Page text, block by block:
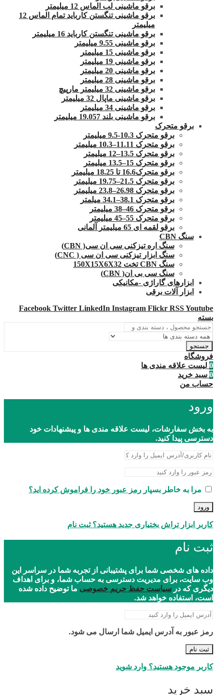
برقو ماشینی لب الماس 12 میلیمتر
برقو ماشینی تنگستن کارباید تمام الماس 12
میلیمتر
برقو ماشینی تنگستن کارباید 16 میلیمتر
برقو ماشینی 9.55 میلیمتر
برقو ماشینی 15 میلیمتر
برقو ماشینی 19 میلیمتر
برقو ماشینی 20 میلیمتر
برقو ماشینی 28 میلیمتر
برقو ماشینی 32 میلیمتر مارپیچ
برقو ماشینی ماپال 32 میلیمتر
برقو ماشینی 34 میلیمتر
برقو ماشینی بلند 19.057 میلیمتر
برقو متحرک
برقو متحرک 10.3-9.5 میلیمتر
برقو متحرک 11.11–10.3 میلیمتر
برقو متحرک 13.5–12 میلیمتر
برقو متحرک 15–13.5 میلیمتر
برقو متحرک16.6 تا 18.25 میلیمتر
برقو متحرک 21.5–19.75 میلیمتر
برقو متحرک 26.98–23.8 میلیمتر
برقو متحرک 38.1–34.1 میلمتر
برقو متحرک 46–38 میلیمتر
برقو متحرک 55–45 میلیمتر
برقو لقمه ای 65 میلیمتر آلمانی
سنگ CBN
سنگ اره تیزکنی سی ان سی( CBN)
سنگ ابزار تیزکنی سی ان سی ( CNC)
سنگ CBN تخت 150X15X6X32
سنگ سی بی ان( CBN)
ابزارهای گاراژی -مکانیکی
ابزار آلات برقی
Facebook Twitter LinkedIn Instagram Flickr RSSYoutube
بسته
جستجو
فروشگاه
0 لیست علاقه مندی ها
0 سبد خرید
حساب من
ورود
به بخش سفارشات، لیست علاقه مندی ها و پیشنهادات خود
دسترسی پیدا کنید.
مرا به خاطر بسپار رمز عبور خود را فراموش کرده اید؟
ورود
کاربر ابزار تراش بختیاری جدید هستید؟ ثبت نام
ثبت نام
داده های شخصی شما برای پشتیبانی از تجربه شما در سراسر این
وب سایت، برای مدیریت دسترسی به حساب شما، و برای اهداف
دیگری که در سیاست حفظ حریم خصوصی ما توضیح داده شده
است، استفاده خواهد شد.
رمز عبور به آدرس ایمیل شما ارسال می شود.
ثبت نام
کاربر موجود هستید؟ وارد شوید
سبد خرید